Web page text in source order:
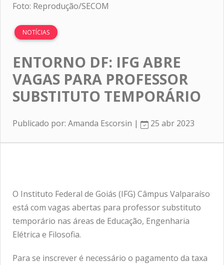
Foto: Reprodução/SECOM
NOTÍCIAS
ENTORNO DF: IFG ABRE
VAGAS PARA PROFESSOR
SUBSTITUTO TEMPORÁRIO
Publicado por: Amanda Escorsin | 25 abr 2023
O Instituto Federal de Goiás (IFG) Câmpus Valparaíso
está com vagas abertas para professor substituto
temporário nas áreas de Educação, Engenharia
Elétrica e Filosofia.
Para se inscrever é necessário o pagamento da taxa